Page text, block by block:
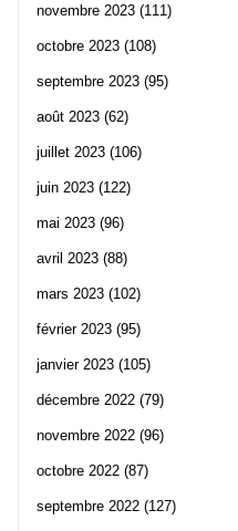
novembre 2023 (111)
octobre 2023 (108)
septembre 2023 (95)
août 2023 (62)
juillet 2023 (106)
juin 2023 (122)
mai 2023 (96)
avril 2023 (88)
mars 2023 (102)
février 2023 (95)
janvier 2023 (105)
décembre 2022 (79)
novembre 2022 (96)
octobre 2022 (87)
septembre 2022 (127)